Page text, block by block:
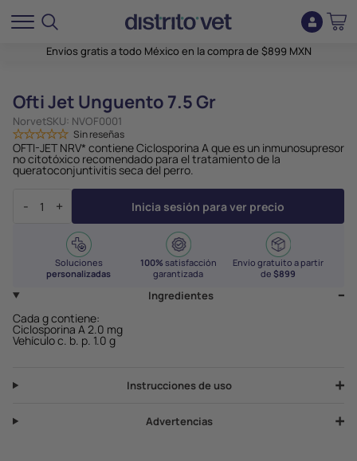
Envíos gratis a todo México en la compra de $899 MXN
Ofti Jet Unguento 7.5 Gr
NorvetSKU: NVOF0001
Sin reseñas
OFTI-JET NRV* contiene Ciclosporina A que es un inmunosupresor
no citotóxico recomendado para el tratamiento de la
queratoconjuntivitis seca del perro.
- + Inicia sesión para ver precio
Soluciones
personalizadas
100% satisfacción
garantizada
Envío gratuito a partir
de$899
Ingredientes
Cada g contiene:
Ciclosporina A 2.0 mg
Vehículo c. b. p. 1.0 g
Instrucciones de uso
Advertencias